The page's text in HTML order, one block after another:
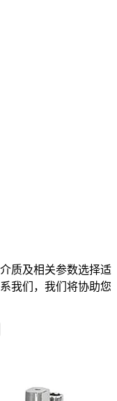
质及相关参数选择适
我们，我们将协助您